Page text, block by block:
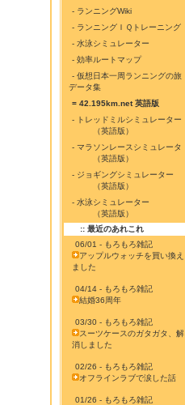
- ランニングWiki
- ランニングＩＱトレーニング
- 水泳シミュレーター
- 効率ルートマップ
- 仮想日本一周ランニングの旅
データ集
= 42.195km.net 英語版
- トレッドミルシミュレーター
（英語版）
- マラソンレースシミュレータ
（英語版）
- ジョギングシミュレーター
（英語版）
- 水泳シミュレーター
（英語版）
:: 最近のあれこれ
06/01 - もろもろ雑記
アップルウォッチを買い換え
ました
04/14 - もろもろ雑記
結婚36周年
03/30 - もろもろ雑記
スーツケースのガタガタ、解
消しました
02/26 - もろもろ雑記
オフラインラブで涙した話
01/26 - もろもろ雑記